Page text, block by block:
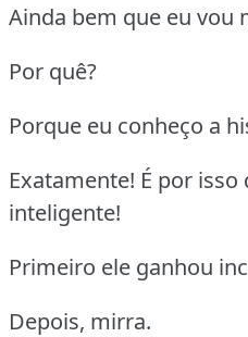
Ainda bem que eu vou
Por quê?
Porque eu conheço a
Exatamente! É por
inteligente!
Primeiro ele ganhou
Depois, mirra.